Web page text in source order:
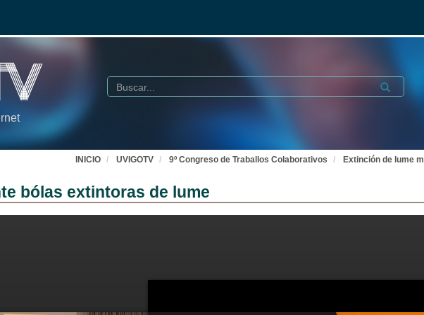
Buscar Submit
INICIO UVIGOTV 9º Congreso de Traballos Colaborativos Extinción de lume
bólas extintoras de lume